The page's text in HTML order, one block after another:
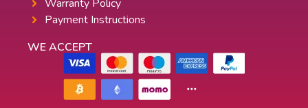
Warranty Policy
Payment Instructions
WE ACCEPT